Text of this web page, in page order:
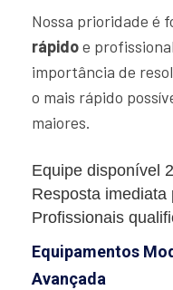
Nossa prioridade é
rápidoe
importância de
o mais rápido
maiores.
Equipe disponível
Resposta
Profissionais
Equipamentos
Avançada